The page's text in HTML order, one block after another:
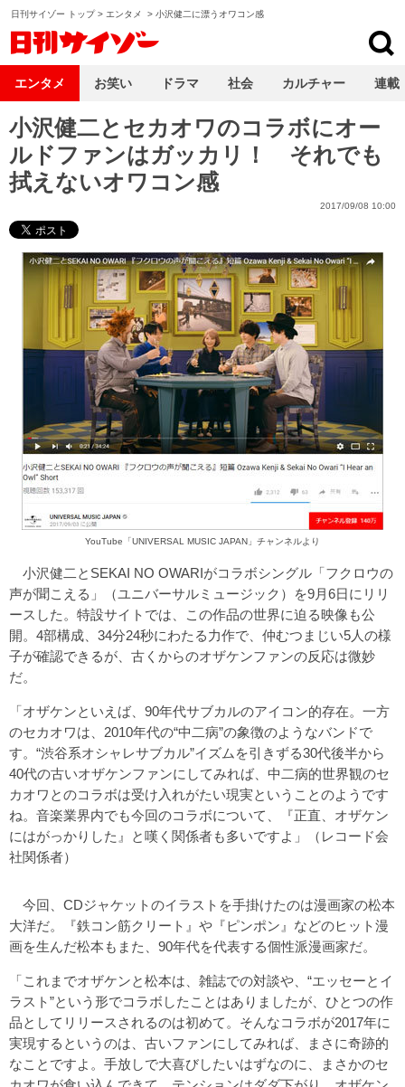
日刊サイゾー トップ> エンタメ > 小沢健二に漂うオワコン感
小沢健二とセカオワのコラボにオー
ルドファンはガッカリ！ それでも
拭えないオワコン感
2017/09/08 10:00
YouTube「UNIVERSAL MUSIC JAPAN」チャンネルより
小沢健二とSEKAI NO OWARIがコラボシングル「フクロウの
声が聞こえる」（ユニバーサルミュージック）を9月6日にリリ
ースした。特設サイトでは、この作品の世界に迫る映像も公
開。4部構成、34分24秒にわたる力作で、仲むつまじい5人の様
子が確認できるが、古くからのオザケンファンの反応は微妙
だ。
「オザケンといえば、90年代サブカルのアイコン的存在。一方
のセカオワは、2010年代の“中二病”の象徴のようなバンドで
す。“渋谷系オシャレサブカル”イズムを引きずる30代後半から
40代の古いオザケンファンにしてみれば、中二病的世界観のセ
カオワとのコラボは受け入れがたい現実ということのようです
ね。音楽業界内でも今回のコラボについて、『正直、オザケン
にはがっかりした』と嘆く関係者も多いですよ」（レコード会
社関係者）
今回、CDジャケットのイラストを手掛けたのは漫画家の松本
大洋だ。『鉄コン筋クリート』や『ピンポン』などのヒット漫
画を生んだ松本もまた、90年代を代表する個性派漫画家だ。
「これまでオザケンと松本は、雑誌での対談や、“エッセーとイ
ラスト”という形でコラボしたことはありましたが、ひとつの作
品としてリリースされるのは初めて。そんなコラボが2017年に
実現するというのは、古いファンにしてみれば、まさに奇跡的
なことですよ。手放しで大喜びしたいはずなのに、まさかのセ
エンタメ お笑い ドラマ 社会 カルチャー 連載